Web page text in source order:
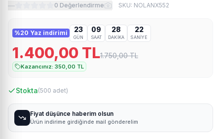
— 0 Değerlendirme SKU: NOLANX552
%20 Yaz indirimi 23
GÜN
09
SAAT
28
DAKIKA
21
SANIYE
1.400,00 TL1.750,00TL
Kazancınız: 350,00 TL
Stokta(500 adet)
Fiyat düşünce haberim olsun
Ürün indirime girdiğinde mail gönderelim